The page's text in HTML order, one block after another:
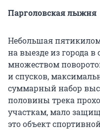
Парголовская лыжня
Небольшая
на выезде из города в
множеством
и спусков,
суммарный набор
половины трека
участкам, мало
это объект